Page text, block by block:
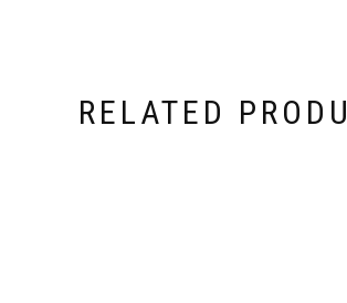
RELATED